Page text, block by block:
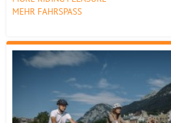
MEHR FAHRSPASS